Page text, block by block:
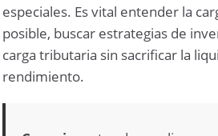
especiales. Es vital entender la
posible, buscar estrategias de
carga tributaria sin sacrificar la
rendimiento.